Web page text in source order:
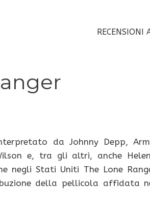
RECENSIONI
da Johnny Depp,
e, tra gli altri, anche
negli Stati Uniti The Lone
della pellicola affidata